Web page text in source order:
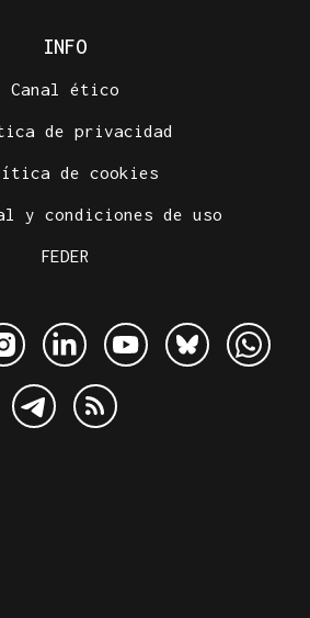
INFO
Canal ético
de privacidad
de cookies
y condiciones de uso
FEDER